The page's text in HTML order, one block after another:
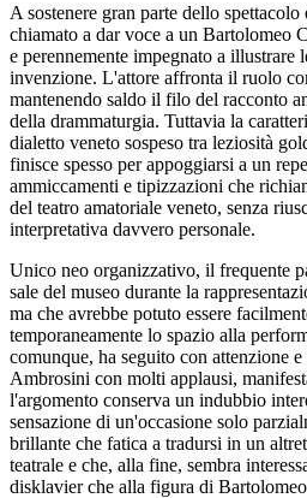
A sostenere gran parte dello spettacolo
chiamato a dar voce a un Bartolomeo
e perennemente impegnato a illustrare
invenzione. L'attore affronta il ruolo
mantenendo saldo il filo del racconto
della drammaturgia. Tuttavia la
dialetto veneto sospeso tra leziosità
finisce spesso per appoggiarsi a un
ammiccamenti e tipizzazioni che
del teatro amatoriale veneto, senza
interpretativa davvero personale.
Unico neo organizzativo, il frequente
sale del museo durante la
ma che avrebbe potuto essere
temporaneamente lo spazio alla
comunque, ha seguito con attenzione
Ambrosini con molti applausi,
l'argomento conserva un indubbio
sensazione di un'occasione solo
brillante che fatica a tradursi in un
teatrale e che, alla fine, sembra
disklavier che alla figura di